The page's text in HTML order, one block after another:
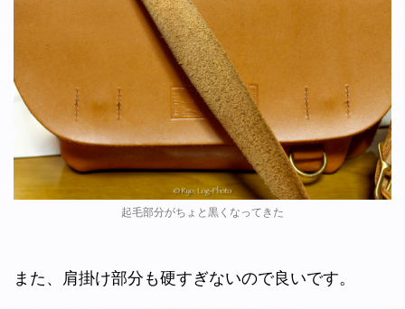
起毛部分がちょと黒くなってきた
また、肩掛け部分も硬すぎないので良いです。